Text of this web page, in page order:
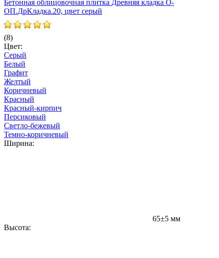
Бетонная облицовочная плитка Древняя кладка О-
ОП.ДрКладка.20, цвет серый
(8)
Цвет:
Серый
Белый
Графит
Желтый
Коричневый
Красный
Красный-кирпич
Персиковый
Светло-бежевый
Темно-коричневый
Ширина:
65±5 мм
Высота: